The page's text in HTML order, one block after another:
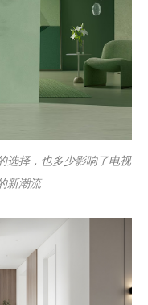
选择，也多少影响了电视
新潮流